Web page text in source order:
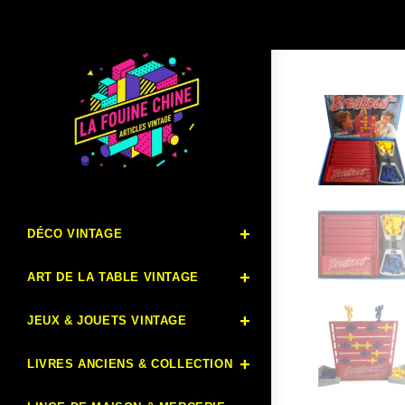
DÉCO VINTAGE
ART DE LA TABLE VINTAGE
JEUX & JOUETS VINTAGE
LIVRES ANCIENS & COLLECTION